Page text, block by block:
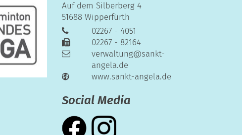
Auf dem Silberberg 4
51688 Wipperfürth
02267 - 4051
02267 - 82164
verwaltung@sankt-
angela.de
www.sankt-angela.de
Social Media